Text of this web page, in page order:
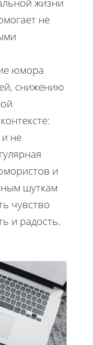
жизни
не
юмора
снижению
не
и
шуткам
чувство
и радость.